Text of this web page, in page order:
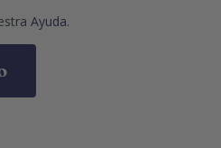
Ayuda.